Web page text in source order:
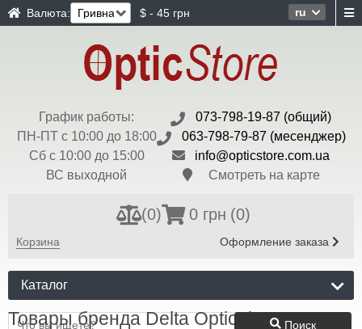
ru
Валюта: $ - 45 грн
График работы:
ПН-ПТ с 10:00 до 18:00
Сб с 10:00 до 15:00
ВС выходной
073-798-19-87 (общий)
063-798-79-87 (месенджер)
info@opticstore.com.ua
Смотреть на карте
(0) 0 грн (0)
Корзина Оформление заказа
Каталог
Поиск
Товары бренда Delta Optical